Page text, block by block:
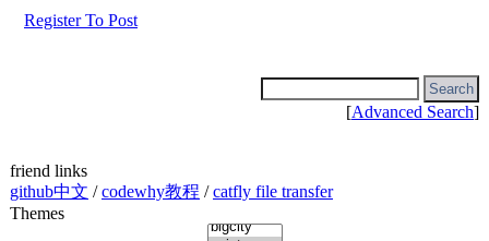
Register To Post
[Advanced Search]
friend links
github中文 /codewhy教程 /catfly file transfer
Themes